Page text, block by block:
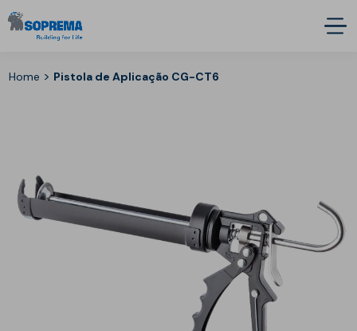
Home > Pistola de Aplicação CG-CT6